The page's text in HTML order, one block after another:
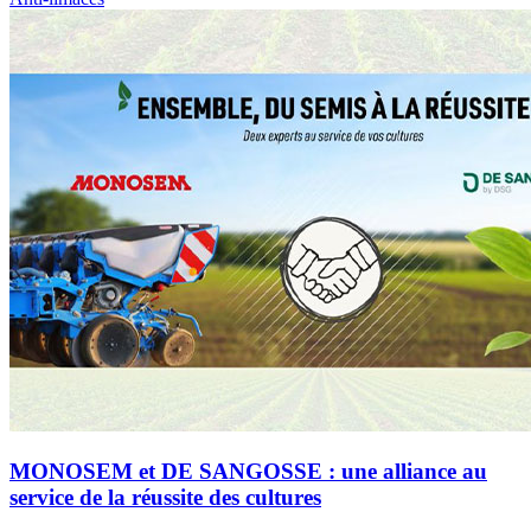
MONOSEM et DE SANGOSSE : une alliance au
service de la réussite des cultures